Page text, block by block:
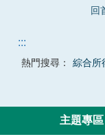
回
:::
熱門搜尋： 綜合所
主題專區